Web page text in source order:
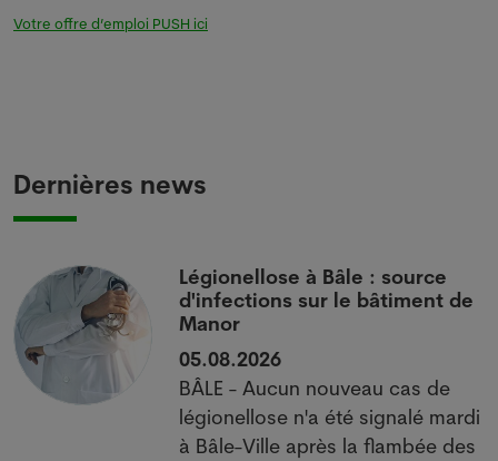
Votre offre d’emploi PUSH ici
Dernières news
Légionellose à Bâle : source
d'infections sur le bâtiment de
Manor
05.08.2026
BÂLE - Aucun nouveau cas de
légionellose n'a été signalé mardi
à Bâle-Ville après la flambée des